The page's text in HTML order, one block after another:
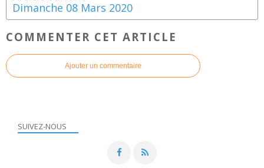
Dimanche 08 Mars 2020
COMMENTER CET ARTICLE
Ajouter un commentaire
SUIVEZ-NOUS